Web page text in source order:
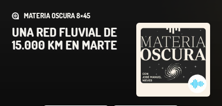
MATERIA OSCURA 8×45
UNA RED FLUVIAL DE
15.000 KM EN MARTE